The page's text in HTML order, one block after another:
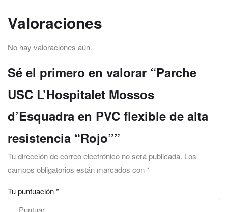
Valoraciones
No hay valoraciones aún.
Sé el primero en valorar “Parche
USC L’Hospitalet Mossos
d’Esquadra en PVC flexible de alta
resistencia “Rojo””
Tu dirección de correo electrónico no será publicada. Los
campos obligatorios están marcados con*
Tu puntuación*